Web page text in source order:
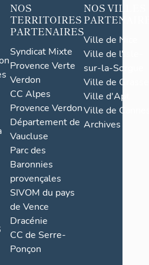
NOS
TERRITOIRES
PARTENAIRES
Syndicat Mixte
Provence Verte
Verdon
CC Alpes
Provence Verdon
Département de
Vaucluse
Parc des
Baronnies
provençales
SIVOM du pays
de Vence
Dracénie
CC de Serre-
Ponçon
NOS VILLES
Ville de Nice
Ville de l'Isle-
sur-la-Sorgue
Ville de Grasse
Ville d'Apt
Ville de
Archives